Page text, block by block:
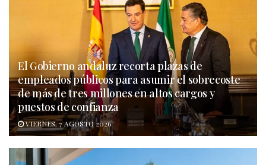
El Gobierno andaluz recorta plazas de
empleados públicos para asumir el sobrecoste
de más de tres millones en altos cargos y
puestos de confianza
VIERNES, 7 AGOSTO 2026